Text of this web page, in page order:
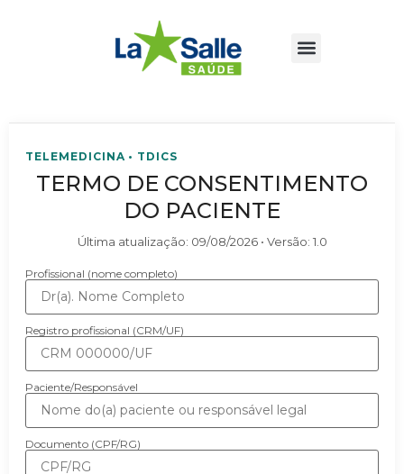
TELEMEDICINA • TDICS
TERMO DE CONSENTIMENTO
DO PACIENTE
Última atualização: 09/08/2026• Versão: 1.0
Profissional (nome completo)
Registro profissional (CRM/UF)
Paciente/Responsável
Documento (CPF/RG)